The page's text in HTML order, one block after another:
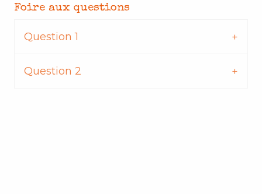
Foire aux questions
Question 1
Question 2